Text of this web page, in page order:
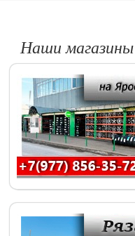
Наши магазины